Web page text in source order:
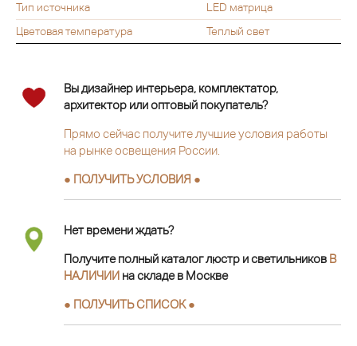
Тип источника
LED матрица
Цветовая температура
Теплый свет
Вы дизайнер интерьера, комплектатор,
архитектор или оптовый покупатель?
Прямо сейчас получите лучшие условия работы
на рынке освещения России.
● ПОЛУЧИТЬ УСЛОВИЯ ●
Нет времени ждать?
Получите полный каталог люстр и светильников В
НАЛИЧИИ на складе в Москве
● ПОЛУЧИТЬ СПИСОК ●